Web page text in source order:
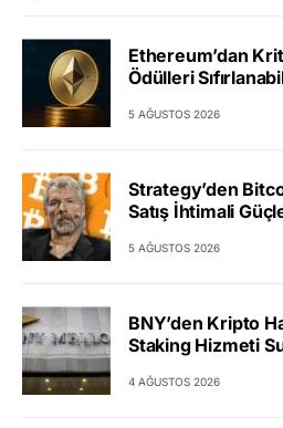
Ethereum’dan
Ödülleri
5 AĞUSTOS 2026
Strategy’den
Satış İhtimali
5 AĞUSTOS 2026
BNY’den Kripto
Staking Hizmeti
4 AĞUSTOS 2026